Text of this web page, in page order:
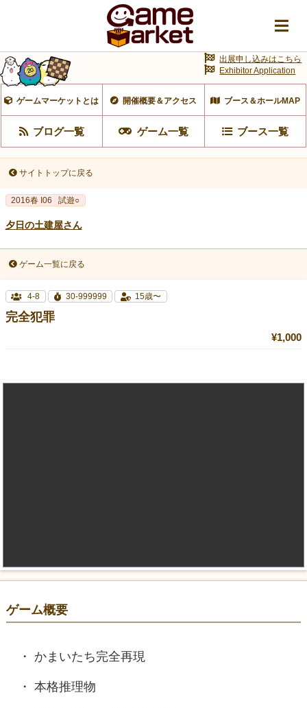
ゲームマーケットとは 開催概要＆アクセス ブース＆ホールMAP
ブログ一覧 ゲーム一覧 ブース一覧
出展申し込みはこちら
Exhibitor Application
サイトトップに戻る
2016春 I06 試遊○
夕日の土建屋さん
ゲーム一覧に戻る
4-8 30-999999 15歳〜
完全犯罪
¥1,000
ゲーム概要
かまいたち完全再現
本格推理物